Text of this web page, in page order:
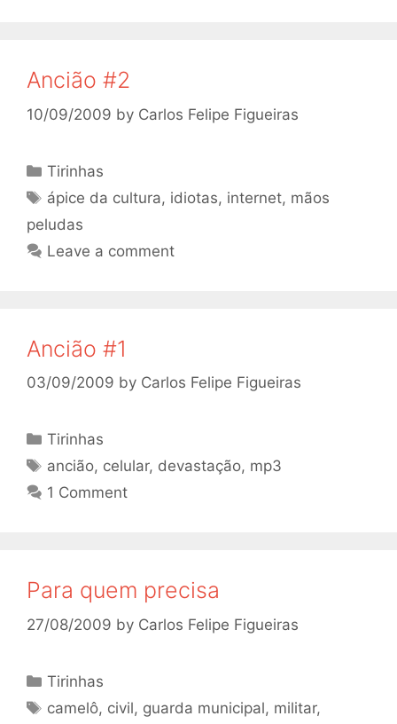
Ancião #2
10/09/2009 by Carlos Felipe Figueiras
Categories
Tirinhas
Tags
ápice da cultura, idiotas, internet, mãos
peludas
Leave a comment
Ancião #1
03/09/2009 by Carlos Felipe Figueiras
Categories
Tirinhas
Tags
ancião, celular, devastação, mp3
1 Comment
Para quem precisa
27/08/2009 by Carlos Felipe Figueiras
Categories
Tirinhas
Tags
camelô, civil, guarda municipal, militar,